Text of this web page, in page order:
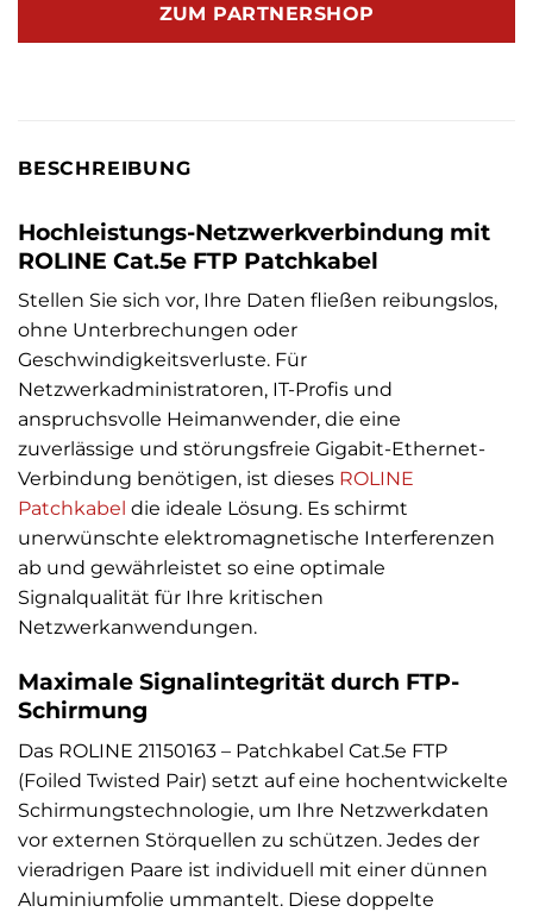
ZUM PARTNERSHOP
BESCHREIBUNG
Hochleistungs-Netzwerkverbindung mit
ROLINE Cat.5e FTP Patchkabel
Stellen Sie sich vor, Ihre Daten fließen reibungslos,
ohne Unterbrechungen oder
Geschwindigkeitsverluste. Für
Netzwerkadministratoren, IT-Profis und
anspruchsvolle Heimanwender, die eine
zuverlässige und störungsfreie Gigabit-Ethernet-
Verbindung benötigen, ist dieses ROLINE
Patchkabel die ideale Lösung. Es schirmt
unerwünschte elektromagnetische Interferenzen
ab und gewährleistet so eine optimale
Signalqualität für Ihre kritischen
Netzwerkanwendungen.
Maximale Signalintegrität durch FTP-
Schirmung
Das ROLINE 21150163 – Patchkabel Cat.5e FTP
(Foiled Twisted Pair) setzt auf eine hochentwickelte
Schirmungstechnologie, um Ihre Netzwerkdaten
vor externen Störquellen zu schützen. Jedes der
vieradrigen Paare ist individuell mit einer dünnen
Aluminiumfolie ummantelt. Diese doppelte